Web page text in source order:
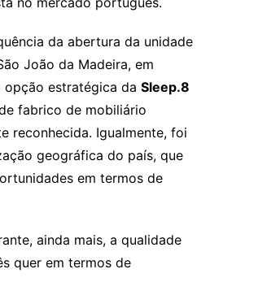
da abertura da unidade
João da Madeira, em
estratégica da Sleep.8
fabrico de mobiliário
reconhecida. Igualmente, foi
geográfica do país, que
em termos de
ainda mais, a qualidade
quer em termos de